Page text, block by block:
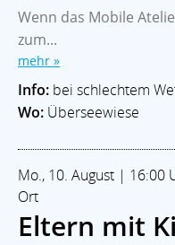
Wenn das Mobile
zum...
mehr »
Info: bei schlechtem
Wo: Überseewiese
Mo., 10. August | 16:00
Ort
Eltern mit